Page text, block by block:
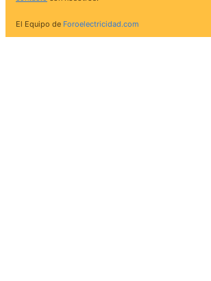
El Equipo de Foroelectricidad.com